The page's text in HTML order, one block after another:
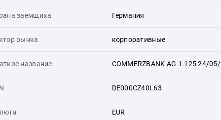
заемщика Германия
рынка корпоративные
название COMMERZBANK AG 1.125 24/
DE000CZ40L63
EUR